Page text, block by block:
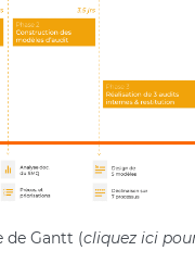
de Gantt (cliquez ici